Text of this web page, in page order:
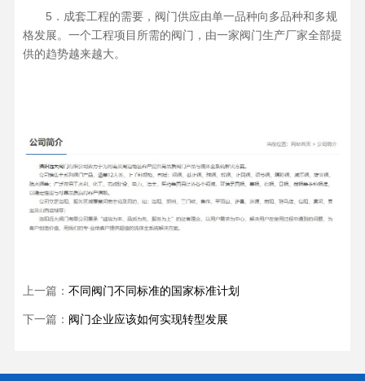
5．成套工程的需要，阀门供应由单一品种向多品种和多规
格发展。一个工程项目所需的阀门，由一家阀门生产厂家全部提
供的趋势越来越大。
上一篇： 不同阀门不同标准的国家标准计划
下一篇： 阀门企业应该如何实现转型发展